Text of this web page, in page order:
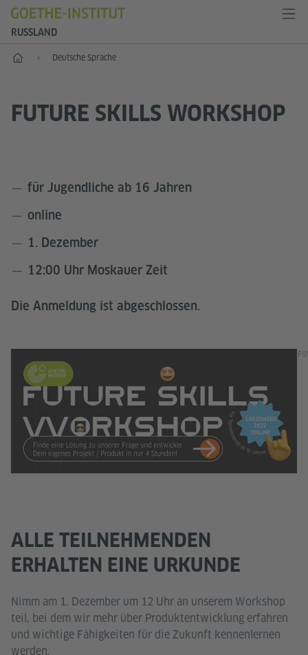
RUSSLAND
Start Deutsche Sprache
FUTURE SKILLS WORKSHOP
für Jugendliche ab 16 Jahren
online
1. Dezember
12:00 Uhr Moskauer Zeit
Die Anmeldung ist abgeschlossen.
ALLE TEILNEHMENDEN
ERHALTEN EINE URKUNDE
Nimm am 1. Dezember um 12 Uhr an unserem Workshop
teil, bei dem wir mehr über Produktentwicklung erfahren
und wichtige Fähigkeiten für die Zukunft kennenlernen
werden.